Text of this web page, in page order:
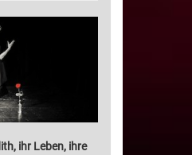
ihr Leben, ihre